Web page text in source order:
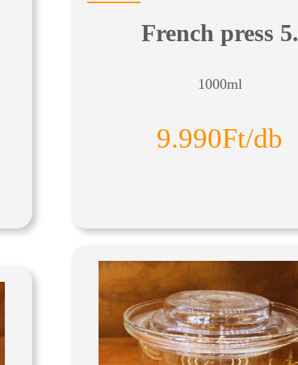
French press 5.
1000ml
9.990Ft/db